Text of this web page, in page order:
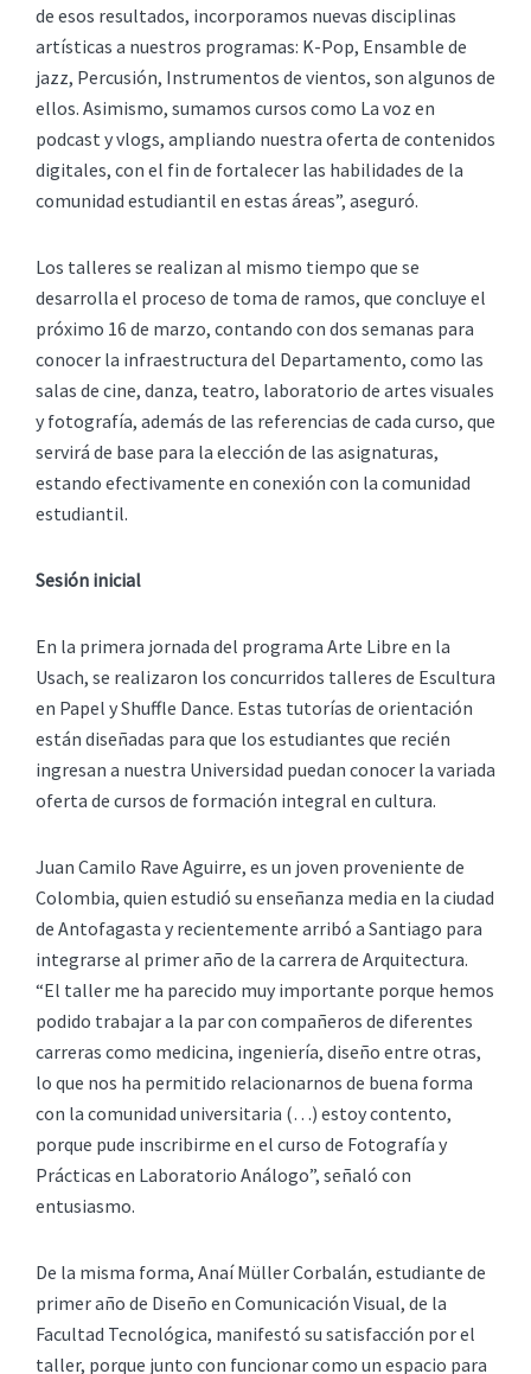
de esos resultados, incorporamos nuevas disciplinas
artísticas a nuestros programas: K-Pop, Ensamble de
jazz, Percusión, Instrumentos de vientos, son algunos de
ellos. Asimismo, sumamos cursos como La voz en
podcast y vlogs, ampliando nuestra oferta de contenidos
digitales, con el fin de fortalecer las habilidades de la
comunidad estudiantil en estas áreas”, aseguró.
Los talleres se realizan al mismo tiempo que se
desarrolla el proceso de toma de ramos, que concluye el
próximo 16 de marzo, contando con dos semanas para
conocer la infraestructura del Departamento, como las
salas de cine, danza, teatro, laboratorio de artes visuales
y fotografía, además de las referencias de cada curso, que
servirá de base para la elección de las asignaturas,
estando efectivamente en conexión con la comunidad
estudiantil.
Sesión inicial
En la primera jornada del programa Arte Libre en la
Usach, se realizaron los concurridos talleres de Escultura
en Papel y Shuffle Dance. Estas tutorías de orientación
están diseñadas para que los estudiantes que recién
ingresan a nuestra Universidad puedan conocer la variada
oferta de cursos de formación integral en cultura.
Juan Camilo Rave Aguirre, es un joven proveniente de
Colombia, quien estudió su enseñanza media en la ciudad
de Antofagasta y recientemente arribó a Santiago para
integrarse al primer año de la carrera de Arquitectura.
“El taller me ha parecido muy importante porque hemos
podido trabajar a la par con compañeros de diferentes
carreras como medicina, ingeniería, diseño entre otras,
lo que nos ha permitido relacionarnos de buena forma
con la comunidad universitaria (…) estoy contento,
porque pude inscribirme en el curso de Fotografía y
Prácticas en Laboratorio Análogo”, señaló con
entusiasmo.
De la misma forma, Anaí Müller Corbalán, estudiante de
primer año de Diseño en Comunicación Visual, de la
Facultad Tecnológica, manifestó su satisfacción por el
taller, porque junto con funcionar como un espacio para